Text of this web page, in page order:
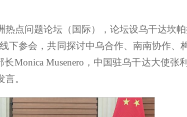
点问题论坛（国际），论坛设乌干达坎
下参会，共同探讨中乌合作、南南协作、
Monica Musenero，中国驻乌干达大使
。